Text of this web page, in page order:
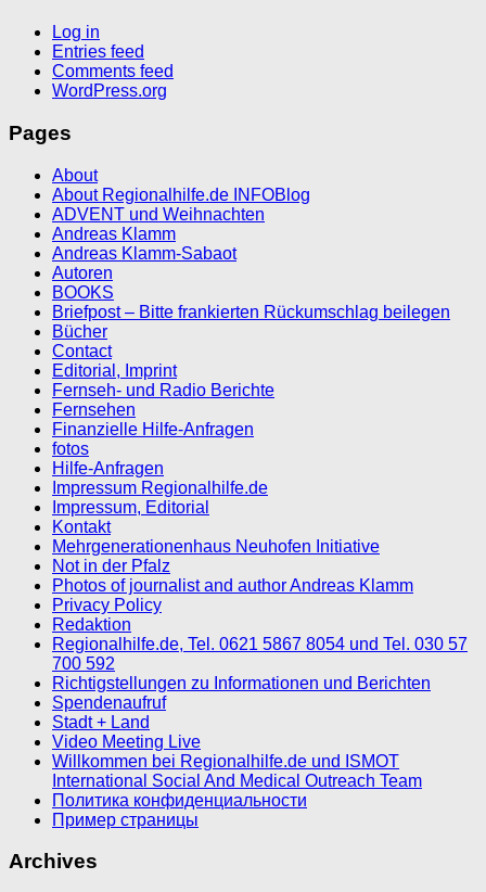
Log in
Entries feed
Comments feed
WordPress.org
Pages
About
About Regionalhilfe.de INFOBlog
ADVENT und Weihnachten
Andreas Klamm
Andreas Klamm-Sabaot
Autoren
BOOKS
Briefpost – Bitte frankierten Rückumschlag beilegen
Bücher
Contact
Editorial, Imprint
Fernseh- und Radio Berichte
Fernsehen
Finanzielle Hilfe-Anfragen
fotos
Hilfe-Anfragen
Impressum Regionalhilfe.de
Impressum, Editorial
Kontakt
Mehrgenerationenhaus Neuhofen Initiative
Not in der Pfalz
Photos of journalist and author Andreas Klamm
Privacy Policy
Redaktion
Regionalhilfe.de, Tel. 0621 5867 8054 und Tel. 030 57
700 592
Richtigstellungen zu Informationen und Berichten
Spendenaufruf
Stadt + Land
Video Meeting Live
Willkommen bei Regionalhilfe.de und ISMOT
International Social And Medical Outreach Team
Политика конфиденциальности
Пример страницы
Archives